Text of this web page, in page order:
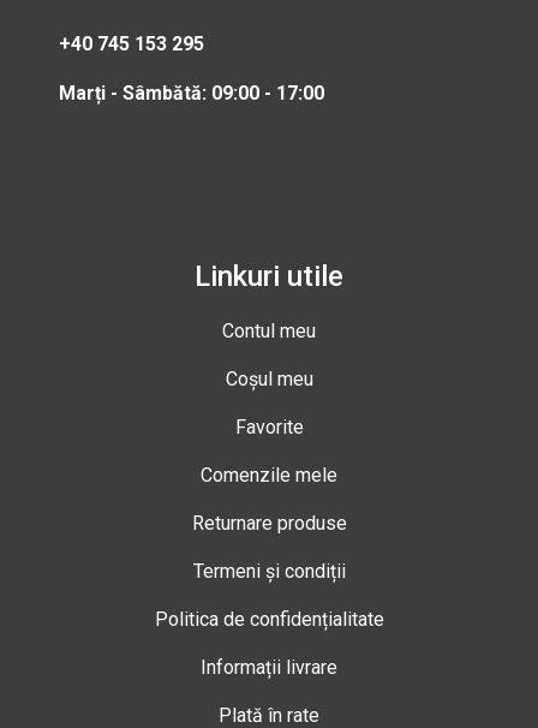
+40 745 153 295
Marți - Sâmbătă: 09:00 - 17:00
Linkuri utile
Contul meu
Coșul meu
Favorite
Comenzile mele
Returnare produse
Termeni și condiții
Politica de confidențialitate
Informații livrare
Plată în rate